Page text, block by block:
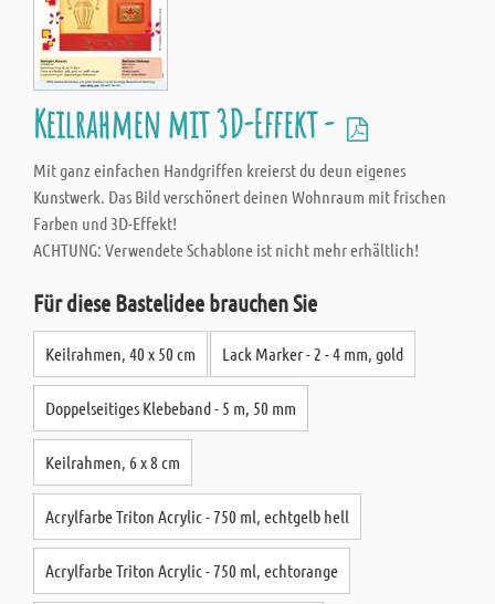
Keilrahmen mit 3D-Effekt -
Mit ganz einfachen Handgriffen kreierst du deun eigenes
Kunstwerk. Das Bild verschönert deinen Wohnraum mit frischen
Farben und 3D-Effekt!
ACHTUNG: Verwendete Schablone ist nicht mehr erhältlich!
Für diese Bastelidee brauchen Sie
Keilrahmen, 40 x 50 cm Lack Marker - 2 - 4 mm, gold
Doppelseitiges Klebeband - 5 m, 50 mm
Keilrahmen, 6 x 8 cm
Acrylfarbe Triton Acrylic - 750 ml, echtgelb hell
Acrylfarbe Triton Acrylic - 750 ml, echtorange